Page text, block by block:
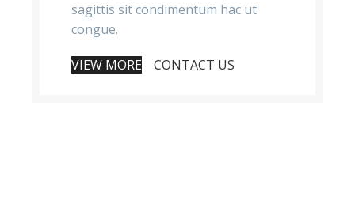
sagittis sit condimentum hac ut
congue.
VIEW MORE CONTACT US